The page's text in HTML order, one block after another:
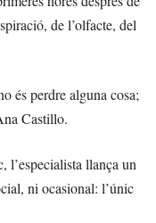
de l’olfacte, del
és perdre alguna cosa;
Castillo.
l’especialista llança un
ni ocasional: l’únic